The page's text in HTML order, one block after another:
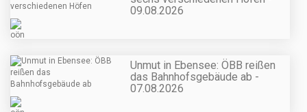
09.08.2026
Unmut in Ebensee: ÖBB reißen
das Bahnhofsgebäude ab -
07.08.2026